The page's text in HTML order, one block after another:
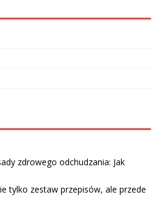
zdrowego odchudzania: Jak
tylko zestaw przepisów, ale przede